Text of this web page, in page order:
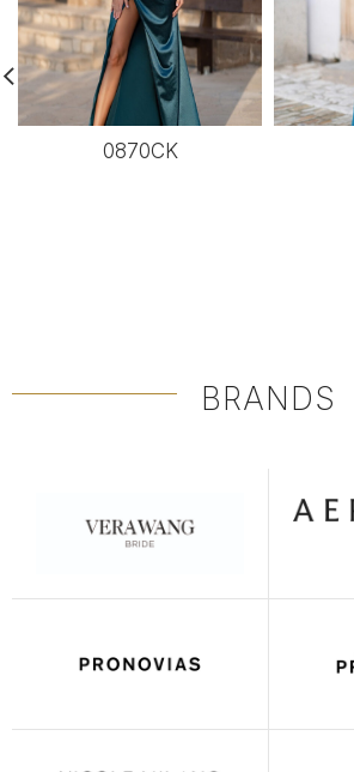
0870CK
BRANDS